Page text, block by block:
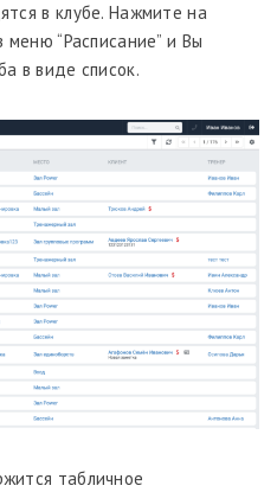
в клубе. Нажмите на
меню “Расписание” и Вы
в виде список.
табличное